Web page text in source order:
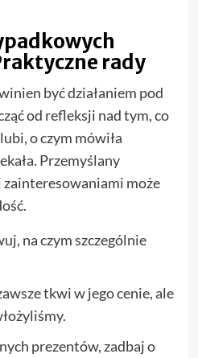
rady
być działaniem pod
od refleksji nad tym, co
o czym mówiła
Przemyślany
zainteresowaniami może
na czym szczególnie
tkwi w jego cenie, ale
prezentów, zadbaj o